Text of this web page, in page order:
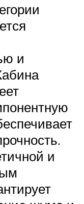
и
и